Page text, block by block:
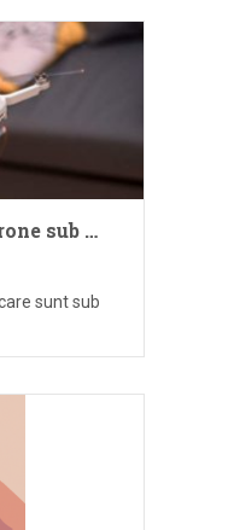
sub …
sunt sub